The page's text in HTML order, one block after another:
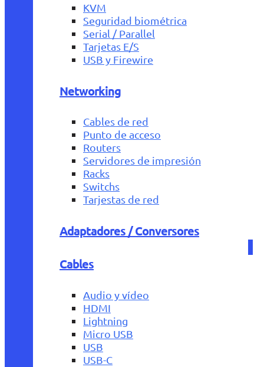
KVM
Seguridad biométrica
Serial / Parallel
Tarjetas E/S
USB y Firewire
Networking
Cables de red
Punto de acceso
Routers
Servidores de impresión
Racks
Switchs
Tarjestas de red
Adaptadores / Conversores
Cables
Audio y vídeo
HDMI
Lightning
Micro USB
USB
USB-C